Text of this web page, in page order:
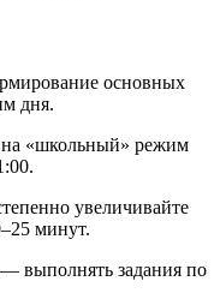
основных
дня.
на «школьный» режим
увеличивайте
минут.
выполнять задания по